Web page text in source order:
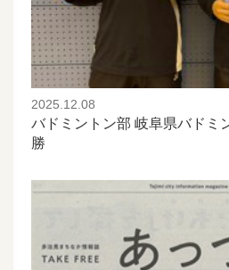
2025.12.08
バドミントン部 岐阜県バドミ
勝